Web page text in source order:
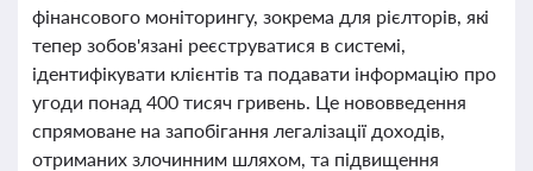
фінансового моніторингу, зокрема для рієлторів, які
тепер зобов'язані реєструватися в системі,
ідентифікувати клієнтів та подавати інформацію про
угоди понад 400 тисяч гривень. Це нововведення
спрямоване на запобігання легалізації доходів,
отриманих злочинним шляхом, та підвищення